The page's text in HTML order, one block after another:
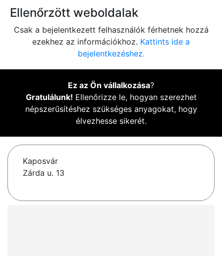
Ellenőrzött weboldalak
Csak a bejelentkezett felhasználók férhetnek hozzá
ezekhez az információkhoz. Kattints ide a
bejelentkezéshez.
Ez az Ön vállalkozása?
Gratulálunk! Ellenőrizze le, hogyan szerezhet
népszerűsítéshez szükséges anyagokat, hogy
élvezhesse sikerét.
Kaposvár
Zárda u. 13